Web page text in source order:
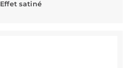
Effet satiné